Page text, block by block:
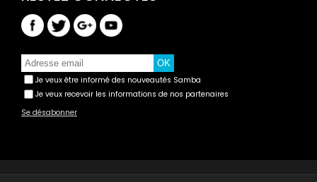
Je veux être informé des nouveautés Samba
Je veux recevoir les informations de nos partenaires
Se désabonner